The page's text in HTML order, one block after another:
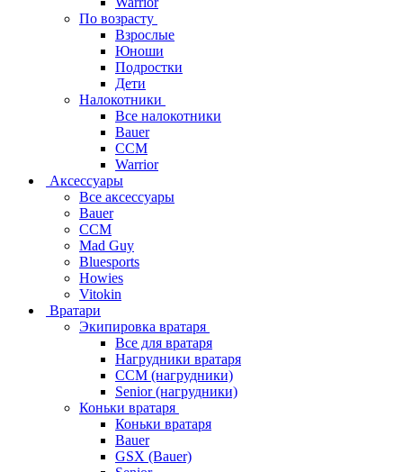
По возрасту
Взрослые
Юноши
Подростки
Дети
Налокотники
Все налокотники
Bauer
CCM
Warrior
Аксессуары
Все аксессуары
Bauer
CCM
Mad Guy
Bluesports
Howies
Vitokin
Вратари
Экипировка вратаря
Все для вратаря
Нагрудники вратаря
CCM (нагрудники)
Senior (нагрудники)
Коньки вратаря
Коньки вратаря
Bauer
GSX (Bauer)